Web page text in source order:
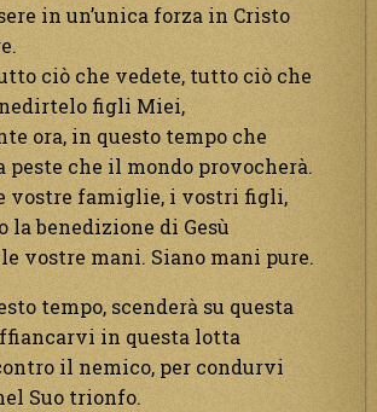
in un’unica forza in Cristo
ciò che vedete, tutto ciò che
figli Miei,
ora, in questo tempo che
peste che il mondo provocherà.
vostre famiglie, i vostri figli,
la benedizione di Gesù
vostre mani. Siano mani pure.
tempo, scenderà su questa
in questa lotta
il nemico, per condurvi
Suo trionfo.